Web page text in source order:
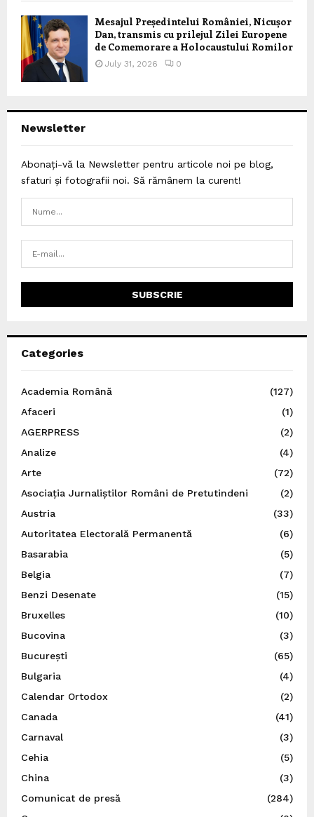
Mesajul Președintelui României, Nicușor
Dan, transmis cu prilejul Zilei Europene
de Comemorare a Holocaustului Romilor
July 31, 2026 0
Newsletter
Abonați-vă la Newsletter pentru articole noi pe blog,
sfaturi și fotografii noi. Să rămânem la curent!
Categories
Academia Română
(127)
Afaceri
(1)
AGERPRESS
(2)
Analize
(4)
Arte
(72)
Asociația Jurnaliștilor Români de Pretutindeni
(2)
Austria
(33)
Autoritatea Electorală Permanentă
(6)
Basarabia
(5)
Belgia
(7)
Benzi Desenate
(15)
Bruxelles
(10)
Bucovina
(3)
București
(65)
Bulgaria
(4)
Calendar Ortodox
(2)
Canada
(41)
Carnaval
(3)
Cehia
(5)
China
(3)
Comunicat de presă
(284)